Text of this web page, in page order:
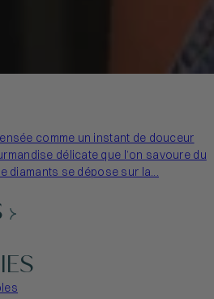
comme un instant de douceur
délicate que l’on savoure du
diamants se dépose sur la...